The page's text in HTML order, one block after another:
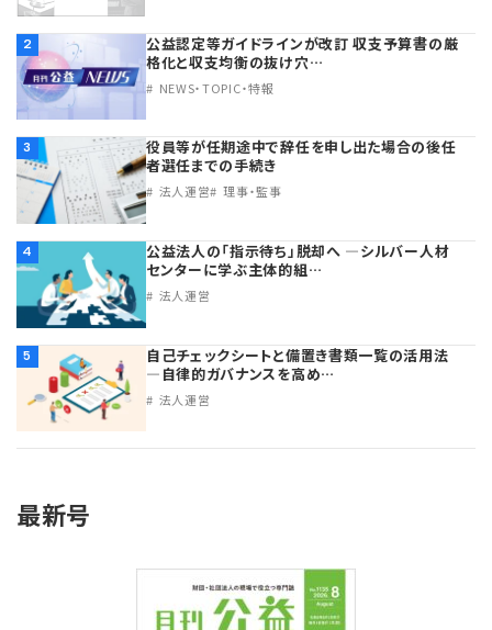
2
公益認定等ガイドラインが改訂 収支予算書の厳
格化と収支均衡の抜け穴…
NEWS・TOPIC・特報
3
役員等が任期途中で辞任を申し出た場合の後任
者選任までの手続き
法人運営 理事・監事
4
公益法人の「指示待ち」脱却へ ―シルバー人材
センターに学ぶ主体的組…
法人運営
5
自己チェックシートと備置き書類一覧の活用法
―自律的ガバナンスを高め…
法人運営
最新号